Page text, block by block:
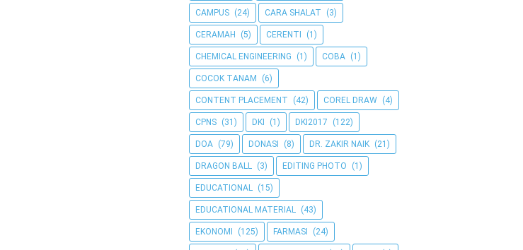
CAMPUS (24) CARA SHALAT (3)
CERAMAH (5) CERENTI (1)
CHEMICAL ENGINEERING (1) COBA (1)
COCOK TANAM (6)
CONTENT PLACEMENT (42) COREL DRAW (4)
CPNS (31) DKI (1) DKI2017 (122)
DOA (79) DONASI (8) DR. ZAKIR NAIK (21)
DRAGON BALL (3) EDITING PHOTO (1)
EDUCATIONAL (15)
EDUCATIONAL MATERIAL (43)
EKONOMI (125) FARMASI (24)